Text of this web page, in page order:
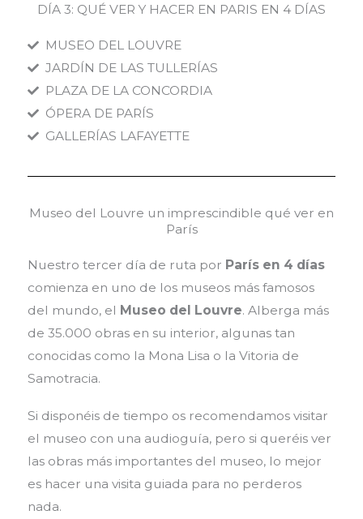
DÍA 3: QUÉ VER Y HACER EN PARIS EN 4 DÍAS
MUSEO DEL LOUVRE
JARDÍN DE LAS TULLERÍAS
PLAZA DE LA CONCORDIA
ÓPERA DE PARÍS
GALLERÍAS LAFAYETTE
Museo del Louvre un imprescindible qué ver en
París
Nuestro tercer día de ruta por París en 4 días
comienza en uno de los museos más famosos
del mundo, el Museo del Louvre. Alberga más
de 35.000 obras en su interior, algunas tan
conocidas como la Mona Lisa o la Vitoria de
Samotracia.
Si disponéis de tiempo os recomendamos visitar
el museo con una audioguía, pero si queréis ver
las obras más importantes del museo, lo mejor
es hacer una visita guiada para no perderos
nada.